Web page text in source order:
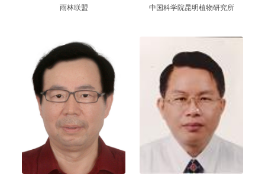
雨林联盟 中国科学院昆明植物研究所